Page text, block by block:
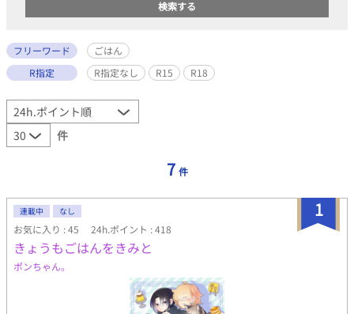
フリーワード
ごはん
R指定
R指定なし R15 R18
件
7 件
1
連載中 なし
お気に入り : 45 24h.ポイント : 418
きょうもごはんをきみと
ポンちゃん。